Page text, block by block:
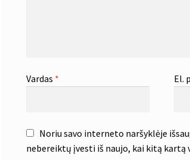
Vardas * El.
Noriu savo interneto naršyklėje
nebereiktų įvesti iš naujo, kai kitą kartą